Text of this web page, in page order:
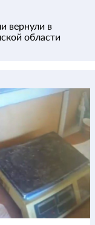
вернули в
области